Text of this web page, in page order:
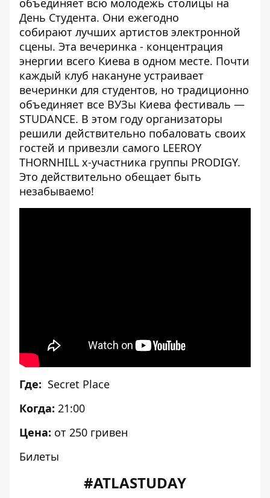
объединяет всю молодежь столицы на
День Студента. Они ежегодно
собирают лучших артистов электронной
сцены. Эта вечеринка - концентрация
энергии всего Киева в одном месте. Почти
каждый клуб накануне устраивает
вечеринки для студентов, но традиционно
объединяет все ВУЗы Киева фестиваль —
STUDANСE. В этом году организаторы
решили действительно побаловать своих
гостей и привезли самого LEEROY
THORNHILL x-участника группы PRODIGY.
Это действительно обещает быть
незабываемо!
Где: Secret Place
Когда: 21:00
Цена: от 250 гривен
Билеты
#ATLASTUDAY